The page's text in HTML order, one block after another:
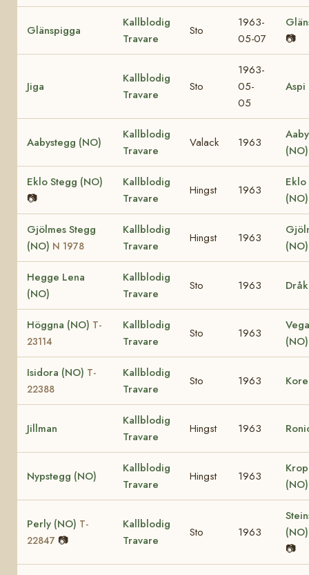
Glänspigga
Kallblodig
Travare
Sto
1963-
05-07
📷
Jiga
Kallblodig
Travare
Sto
1963-
05-
05
Aspi
Aabystegg (NO)
Kallblodig
Travare
Valack 1963
(NO)
Eklo Stegg (NO)
📷
Kallblodig
Travare
Hingst 1963
Gjölmes Stegg
(NO) N 1978
Kallblodig
Travare
Hingst 1963
(NO)
Hegge Lena
(NO)
Kallblodig
Travare
Sto 1963
Höggna (NO) T-
23114
Kallblodig
Travare
Sto 1963
Isidora (NO) T-
22388
Kallblodig
Travare
Sto 1963
Jillman
Kallblodig
Travare
Hingst 1963
Nypstegg (NO)
Kallblodig
Travare
Hingst 1963
Perly (NO) T-
22847 📷
Kallblodig
Travare
Sto 1963
📷